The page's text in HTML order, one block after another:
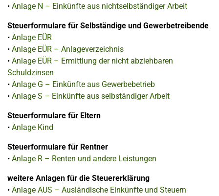
• Anlage N – Einkünfte aus nichtselbständiger Arbeit
Steuerformulare für Selbständige und Gewerbetreibende
• Anlage EÜR
• Anlage EÜR – Anlageverzeichnis
• Anlage EÜR – Ermittlung der nicht abziehbaren
Schuldzinsen
• Anlage G – Einkünfte aus Gewerbebetrieb
• Anlage S – Einkünfte aus selbständiger Arbeit
Steuerformulare für Eltern
• Anlage Kind
Steuerformulare für Rentner
• Anlage R – Renten und andere Leistungen
weitere Anlagen für die Steuererklärung
• Anlage AUS – Ausländische Einkünfte und Steuern